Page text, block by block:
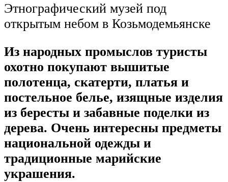
Этнографический музей под
открытым небом в Козьмодемьянске
Из народных промыслов туристы
охотно покупают вышитые
полотенца, скатерти, платья и
постельное белье, изящные изделия
из бересты и забавные поделки из
дерева. Очень интересны предметы
национальной одежды и
традиционные марийские
украшения.